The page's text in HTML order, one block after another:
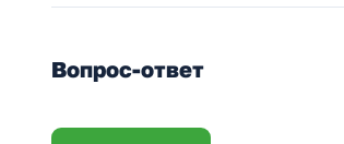
Вопрос-ответ